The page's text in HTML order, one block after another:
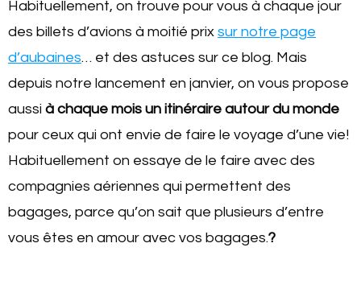
Habituellement, on trouve pour vous à chaque jour
des billets d’avions à moitié prix sur notre page
d’aubaines… et des astuces sur ce blog. Mais
depuis notre lancement en janvier, on vous propose
aussi à chaque mois un itinéraire autour du monde
pour ceux qui ont envie de faire le voyage d’une vie!
Habituellement on essaye de le faire avec des
compagnies aériennes qui permettent des
bagages, parce qu’on sait que plusieurs d’entre
vous êtes en amour avec vos bagages.?